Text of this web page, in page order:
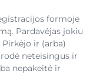
formoje
Pardavėjas jokiu
ir (arba)
neteisingus ir
nepakeitė ir